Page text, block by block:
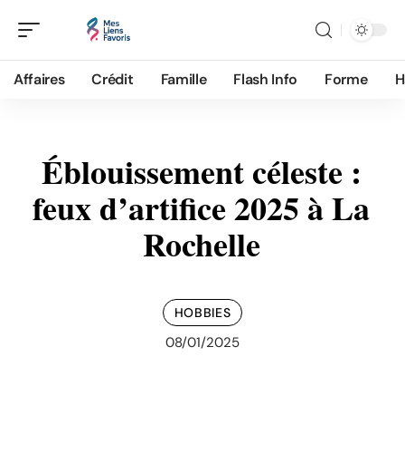
Affaires Crédit Famille Flash Info Forme
Éblouissement céleste :
feux d’artifice 2025 à La
Rochelle
HOBBIES
08/01/2025